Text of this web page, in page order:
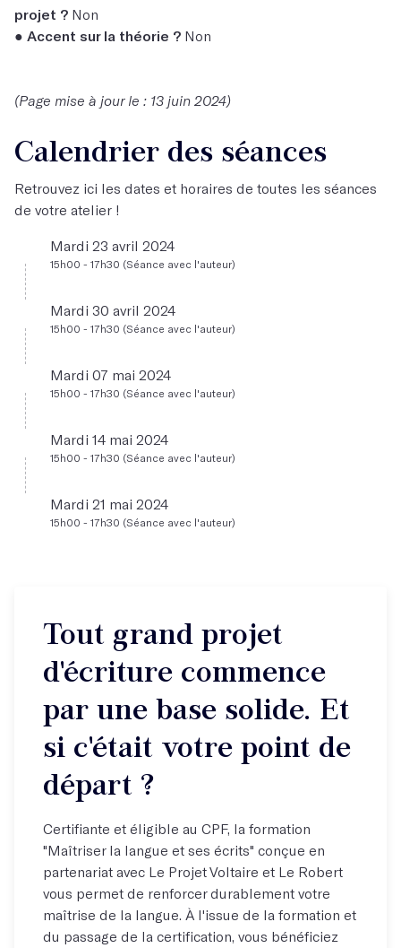
projet ? Non
● Accent sur la théorie ? Non
(Page mise à jour le : 13 juin 2024)
Calendrier des séances
Retrouvez ici les dates et horaires de toutes les séances
de votre atelier !
Mardi 23 avril 2024
15h00 - 17h30 (Séance avec l'auteur)
Mardi 30 avril 2024
15h00 - 17h30 (Séance avec l'auteur)
Mardi 07 mai 2024
15h00 - 17h30 (Séance avec l'auteur)
Mardi 14 mai 2024
15h00 - 17h30 (Séance avec l'auteur)
Mardi 21 mai 2024
15h00 - 17h30 (Séance avec l'auteur)
Tout grand projet
d'écriture commence
par une base solide. Et
si c'était votre point de
départ ?
Certifiante et éligible au CPF, la formation
"Maîtriser la langue et ses écrits" conçue en
partenariat avec Le Projet Voltaire et Le Robert
vous permet de renforcer durablement votre
maîtrise de la langue. À l'issue de la formation et
du passage de la certification, vous bénéficiez